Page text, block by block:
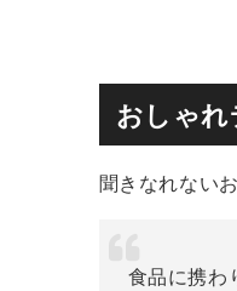
おしゃ
聞きなれない
食品に携わ